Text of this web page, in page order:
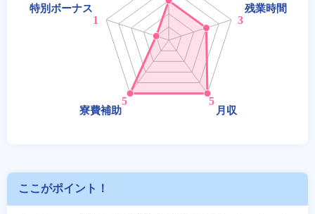
ここがポイント！